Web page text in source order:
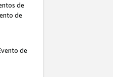
de
de
de